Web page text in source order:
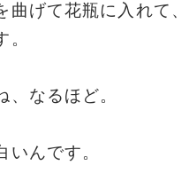
曲げて花瓶に入れて、
、なるほど。
いんです。